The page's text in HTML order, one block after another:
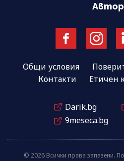
Общи условия
Контакти
Етичен
Darik.bg
9meseca.bg
© 2026 Всички права запазени.